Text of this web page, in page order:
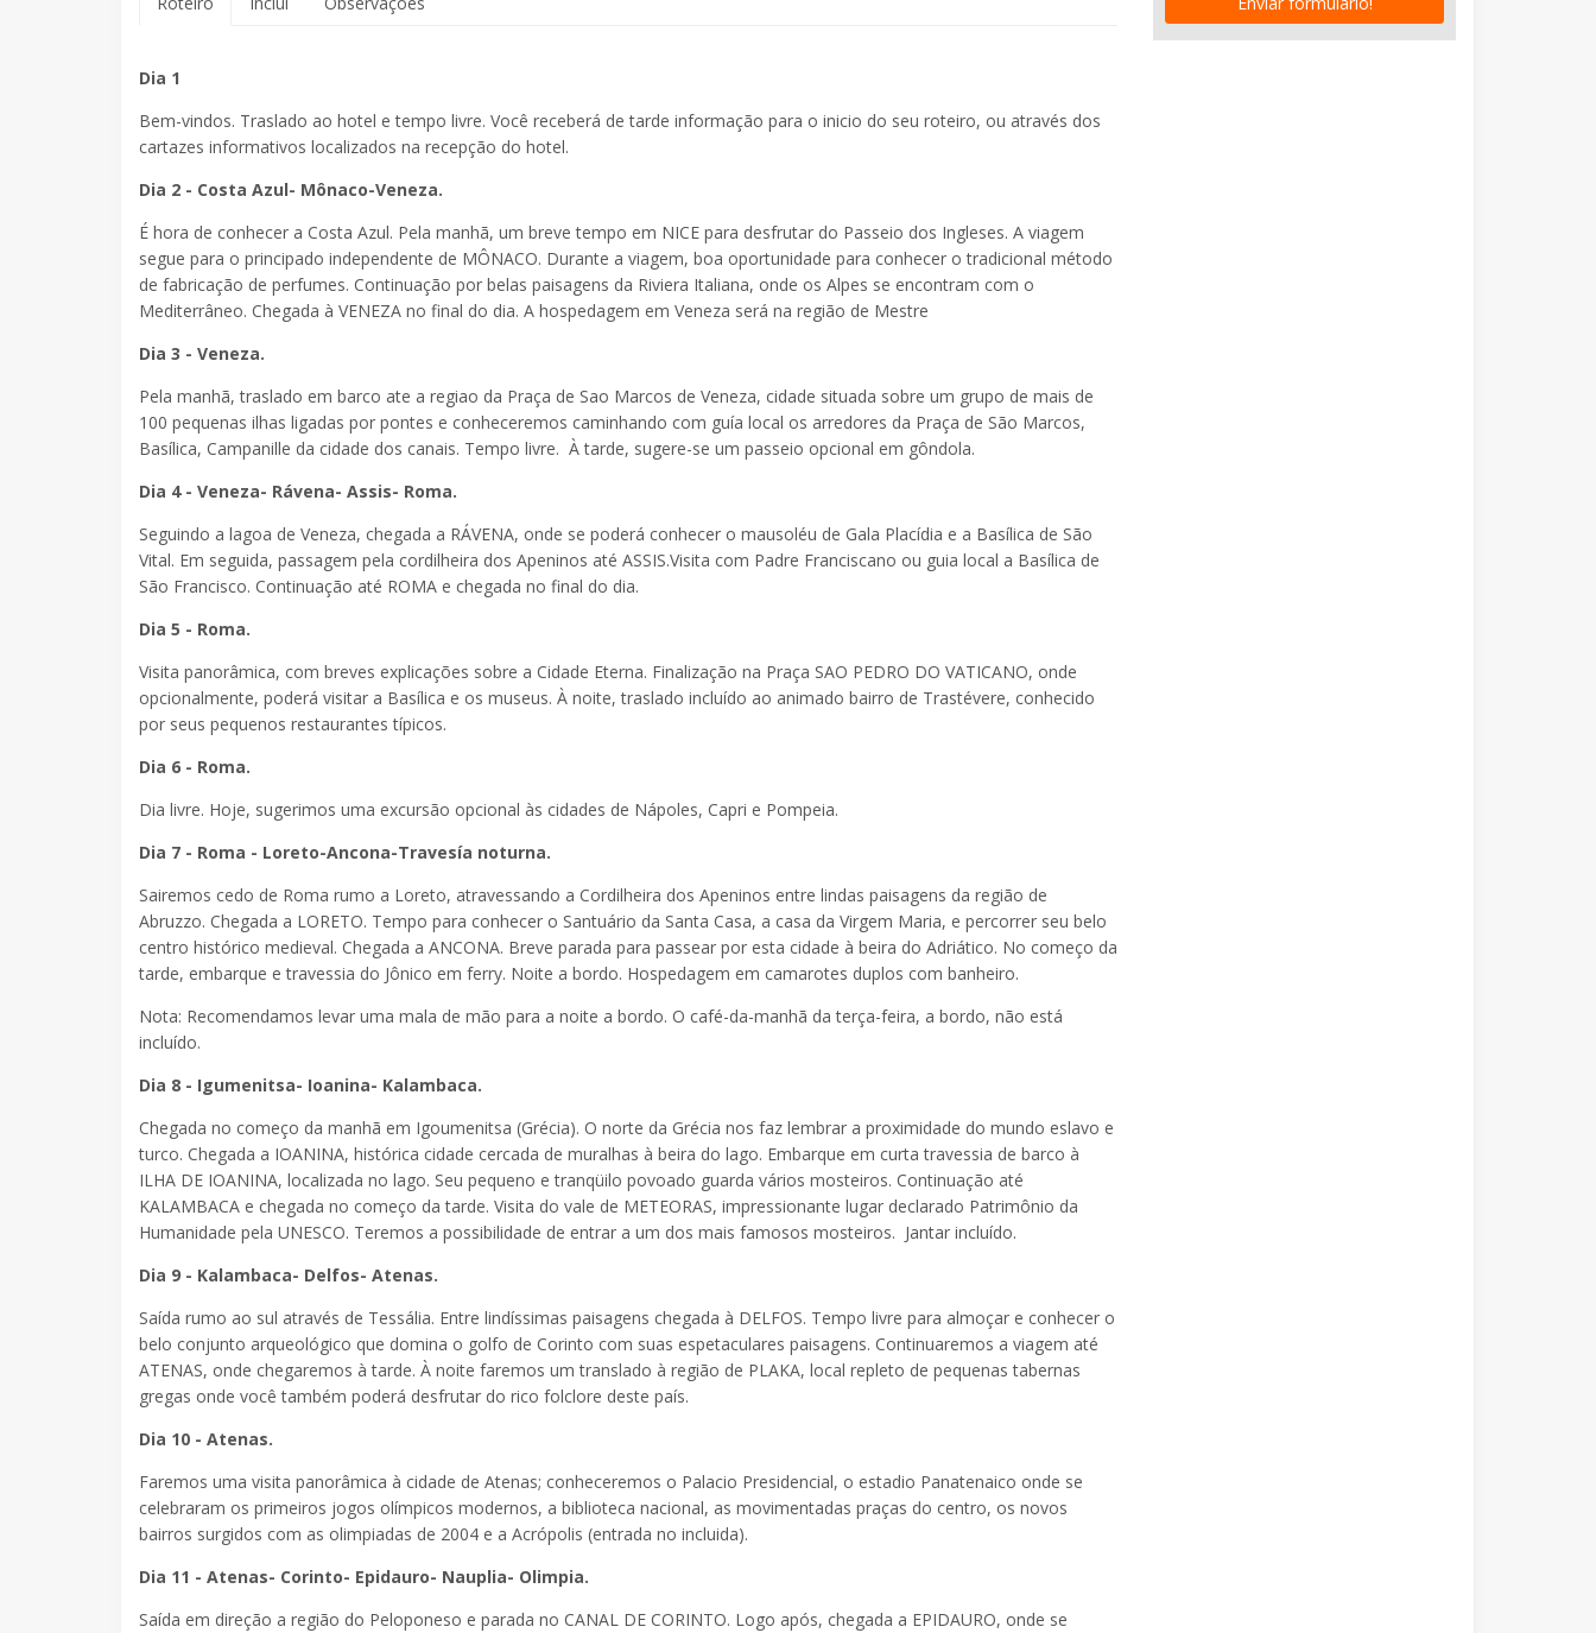
Dia 1
Bem-vindos. Traslado ao hotel e tempo livre. Você receberá de tarde informação para o inicio do seu roteiro, ou através dos
cartazes informativos localizados na recepção do hotel.
Dia 2 - Costa Azul- Mônaco-Veneza.
É hora de conhecer a Costa Azul. Pela manhã, um breve tempo em NICE para desfrutar do Passeio dos Ingleses. A viagem
segue para o principado independente de MÔNACO. Durante a viagem, boa oportunidade para conhecer o tradicional método
de fabricação de perfumes. Continuação por belas paisagens da Riviera Italiana, onde os Alpes se encontram com o
Mediterrâneo. Chegada à VENEZA no final do dia. A hospedagem em Veneza será na região de Mestre
Dia 3 - Veneza.
Pela manhã, traslado em barco ate a regiao da Praça de Sao Marcos de Veneza, cidade situada sobre um grupo de mais de
100 pequenas ilhas ligadas por pontes e conheceremos caminhando com guía local os arredores da Praça de São Marcos,
Basílica, Campanille da cidade dos canais. Tempo livre. À tarde, sugere-se um passeio opcional em gôndola.
Dia 4 - Veneza- Rávena- Assis- Roma.
Seguindo a lagoa de Veneza, chegada a RÁVENA, onde se poderá conhecer o mausoléu de Gala Placídia e a Basílica de São
Vital. Em seguida, passagem pela cordilheira dos Apeninos até ASSIS.Visita com Padre Franciscano ou guia local a Basílica de
São Francisco. Continuação até ROMA e chegada no final do dia.
Dia 5 - Roma.
Visita panorâmica, com breves explicações sobre a Cidade Eterna. Finalização na Praça SAO PEDRO DO VATICANO, onde
opcionalmente, poderá visitar a Basílica e os museus. À noite, traslado incluído ao animado bairro de Trastévere, conhecido
por seus pequenos restaurantes típicos.
Dia 6 - Roma.
Dia livre. Hoje, sugerimos uma excursão opcional às cidades de Nápoles, Capri e Pompeia.
Dia 7 - Roma - Loreto-Ancona-Travesía noturna.
Sairemos cedo de Roma rumo a Loreto, atravessando a Cordilheira dos Apeninos entre lindas paisagens da região de
Abruzzo. Chegada a LORETO. Tempo para conhecer o Santuário da Santa Casa, a casa da Virgem Maria, e percorrer seu belo
centro histórico medieval. Chegada a ANCONA. Breve parada para passear por esta cidade à beira do Adriático. No começo da
tarde, embarque e travessia do Jônico em ferry. Noite a bordo. Hospedagem em camarotes duplos com banheiro.
Nota: Recomendamos levar uma mala de mão para a noite a bordo. O café-da-manhã da terça-feira, a bordo, não está
incluído.
Dia 8 - Igumenitsa- Ioanina- Kalambaca.
Chegada no começo da manhã em Igoumenitsa (Grécia). O norte da Grécia nos faz lembrar a proximidade do mundo eslavo e
turco. Chegada a IOANINA, histórica cidade cercada de muralhas à beira do lago. Embarque em curta travessia de barco à
ILHA DE IOANINA, localizada no lago. Seu pequeno e tranqüilo povoado guarda vários mosteiros. Continuação até
KALAMBACA e chegada no começo da tarde. Visita do vale de METEORAS, impressionante lugar declarado Patrimônio da
Humanidade pela UNESCO. Teremos a possibilidade de entrar a um dos mais famosos mosteiros. Jantar incluído.
Dia 9 - Kalambaca- Delfos- Atenas.
Saída rumo ao sul através de Tessália. Entre lindíssimas paisagens chegada à DELFOS. Tempo livre para almoçar e conhecer o
belo conjunto arqueológico que domina o golfo de Corinto com suas espetaculares paisagens. Continuaremos a viagem até
ATENAS, onde chegaremos à tarde. À noite faremos um translado à região de PLAKA, local repleto de pequenas tabernas
gregas onde você também poderá desfrutar do rico folclore deste país.
Dia 10 - Atenas.
Faremos uma visita panorâmica à cidade de Atenas; conheceremos o Palacio Presidencial, o estadio Panatenaico onde se
celebraram os primeiros jogos olímpicos modernos, a biblioteca nacional, as movimentadas praças do centro, os novos
bairros surgidos com as olimpiadas de 2004 e a Acrópolis (entrada no incluida).
Dia 11 - Atenas- Corinto- Epidauro- Nauplia- Olimpia.
Saída em direção a região do Peloponeso e parada no CANAL DE CORINTO. Logo após, chegada a EPIDAURO, onde se